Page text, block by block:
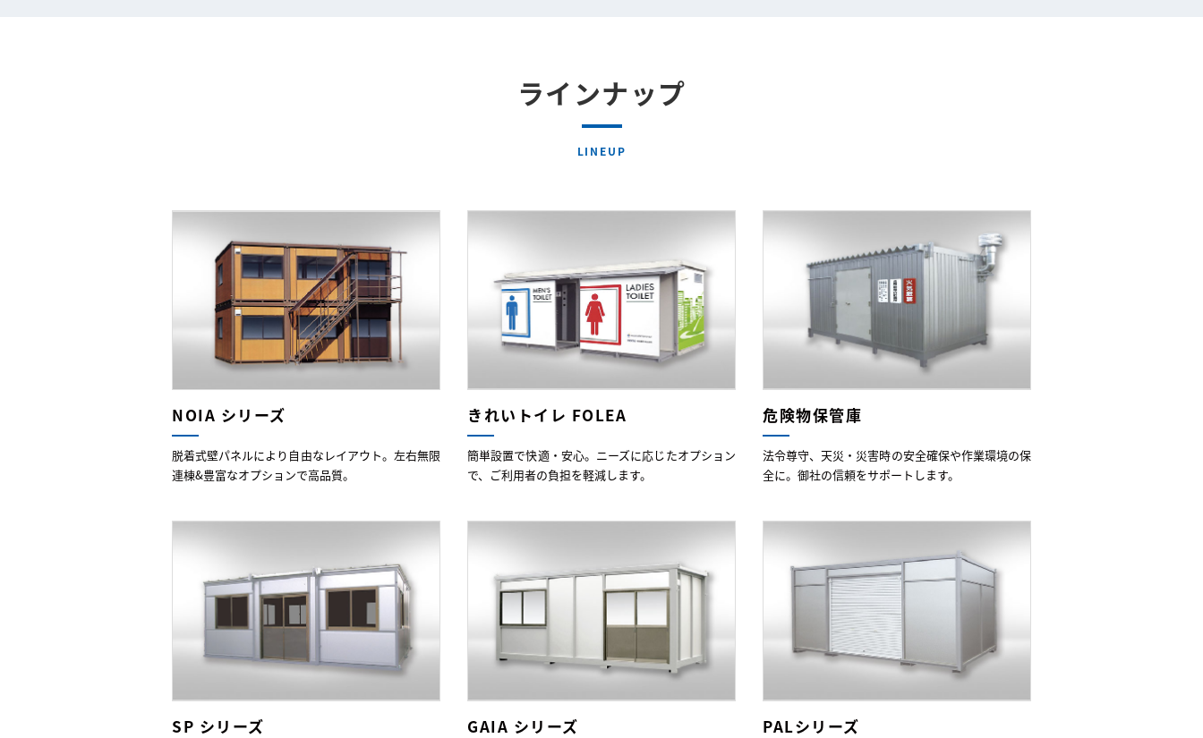
ラインナップ
LINEUP
NOIA シリーズ
脱着式壁パネルにより自由なレイアウト。左右無限
連棟&豊富なオプションで高品質。
きれいトイレ FOLEA
簡単設置で快適・安心。ニーズに応じたオプション
で、ご利用者の負担を軽減します。
危険物保管庫
法令尊守、天災・災害時の安全確保や作業環境の保
全に。御社の信頼をサポートします。
SP シリーズ GAIA シリーズ PALシリーズ